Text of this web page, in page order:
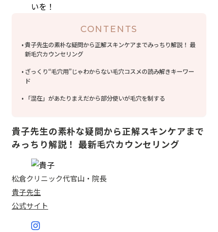
CONTENTS
貴子先生の素朴な疑問から正解スキンケアまでみっちり解説！ 最
新毛穴カウンセリング
ざっくり“毛穴用”じゃわからない毛穴コスメの読み解きキーワー
ド
「混在」があたりまえだから部分使いが毛穴を制する
貴子先生の素朴な疑問から正解スキンケアまで
みっちり解説！ 最新毛穴カウンセリング
松倉クリニック代官山・院長
貴子先生
公式サイト